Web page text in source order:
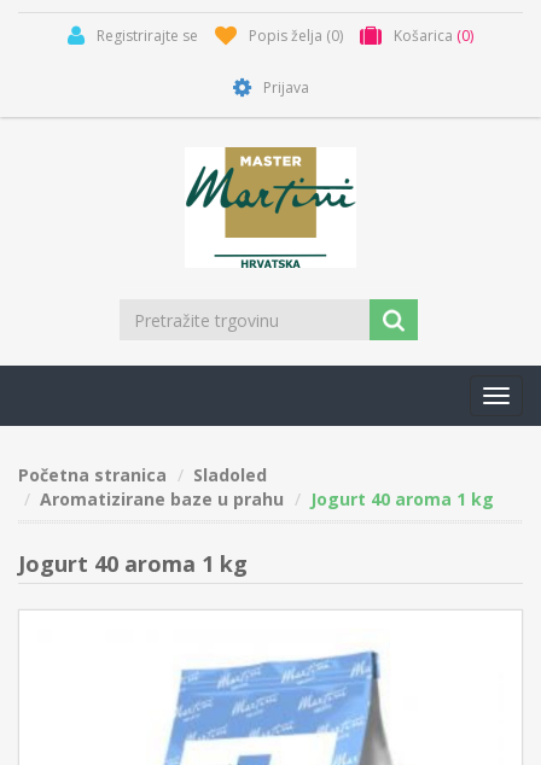
Registrirajte se Popis želja (0) Košarica (0)
Prijava
Početna stranica
Sladoled
Aromatizirane baze u prahu
Jogurt 40 aroma 1 kg
Jogurt 40 aroma 1 kg